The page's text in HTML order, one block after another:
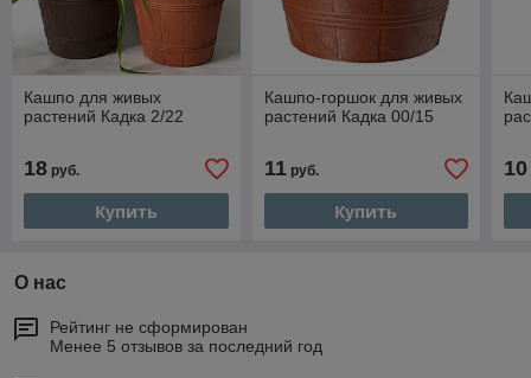
Кашпо для живых
растений Кадка 2/22
18 руб.
Купить
Кашпо-горшок для живых
растений Кадка 00/15
11руб.
Купить
10
О нас
Рейтинг не сформирован
Менее 5 отзывов за последний год